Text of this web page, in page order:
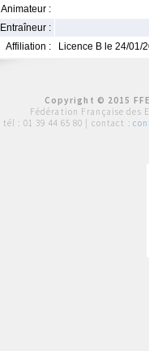
Animateur :
Entraîneur :
Affiliation :
Licence B le 24/01/
Copyright © 2015
Fédération Française des
tél : 01 39 44 65 80 | contact :